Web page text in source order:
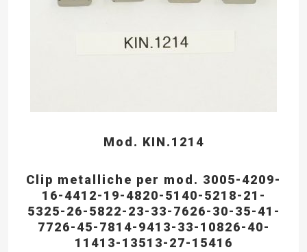
Mod. KIN.1214
Clip metalliche per mod. 3005-4209-
16-4412-19-4820-5140-5218-21-
5325-26-5822-23-33-7626-30-35-41-
7726-45-7814-9413-33-10826-40-
11413-13513-27-15416